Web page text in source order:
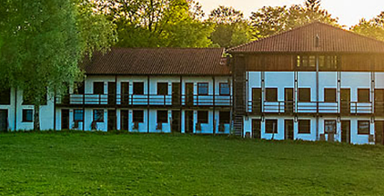
uns die Freiheit,eine Wahl zu